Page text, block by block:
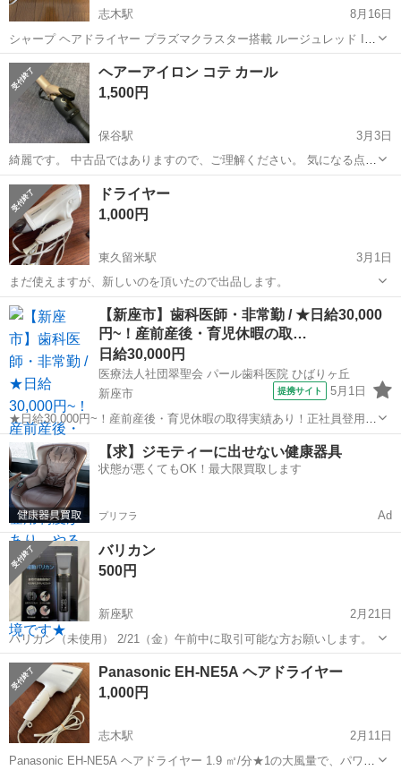
志木駅
8月16日
シャープ ヘアドライヤー プラズマクラスター搭載 ルージュレッド IB-
GP9-R 3〜4年前に購入し、2年ほど使用していました。 【購入時価
格】約15,000円 新しいヘアドライヤーを購入したためお譲りいたしま
す。 箱...
埼玉 新座市
ヘアーアイロン コテ カール
1,500円
保谷駅
3月3日
綺麗です。 中古品ではありますので、ご理解ください。 気になる点が
あれば先に聞いてください。 ノークレームノーリターンでお願いしま
す。
埼玉 新座市 保谷駅
ドライヤー
1,000円
東久留米駅
3月1日
まだ使えますが、新しいのを頂いたので出品します。
埼玉 東久留米駅 美容家電 ドライヤー
【新座市】歯科医師・非常勤 / ★日給30,000
円~！産前産後・育児休暇の取…
日給30,000円
医療法人社団翠聖会 パール歯科医院 ひばりヶ丘
新座市
提携サイト 5月1日
★日給30,000円~！産前産後・育児休暇の取得実績あり！正社員登用制
度があり、やる気次第でキャリアアップできる環境です★ 日給：
30,000円~45,000円 ※給与は経験・能力を考慮して決定 アクセス：池
袋線 ひば...
埼玉 新座市 その他
【求】ジモティーに出せない健康器具
状態が悪くてもOK！最大限買取します
プリフラ Ad
バリカン
500円
新座駅
2月21日
バリカン（未使用） 2/21（金）午前中に取引可能な方お願いします。
埼玉 新座市 バリカン
Panasonic EH-NE5A ヘアドライヤー
1,000円
志木駅
2月11日
Panasonic EH-NE5A ヘアドライヤー 1.9 ㎥/分★1の大風量で、パワフ